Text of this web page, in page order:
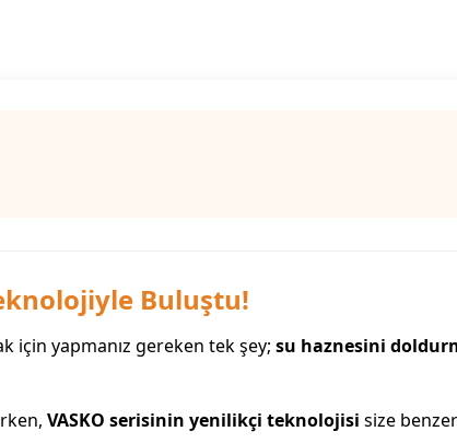
Buluştu!
için yapmanız gereken tek şey; su haznesini
VASKO serisinin yenilikçi teknolojisi size